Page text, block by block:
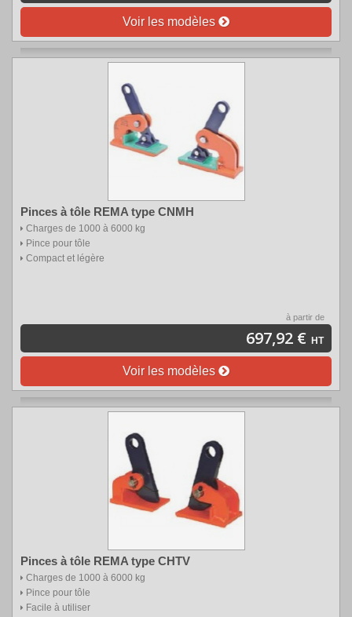
Voir les modèles
Pinces à tôle REMA type CNMH
Charges de 1000 à 6000 kg
Pince pour tôle
Compact et légère
à partir de
697,92 € HT
Voir les modèles
Pinces à tôle REMA type CHTV
Charges de 1000 à 6000 kg
Pince pour tôle
Facile à utiliser